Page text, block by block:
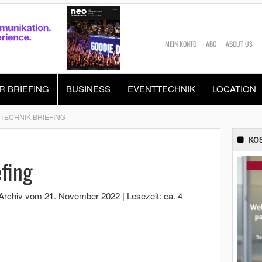
MEIN KONTO ABC ABOUT US
BRIEFING BUSINESS EVENTTECHNIK LOCATION
BRIEFING
vom 21. November 2022| Lesezeit: ca. 4